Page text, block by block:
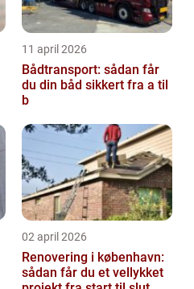
11 april 2026
Bådtransport: sådan får
du din båd sikkert fra a til
b
02 april 2026
Renovering i københavn:
sådan får du et vellykket